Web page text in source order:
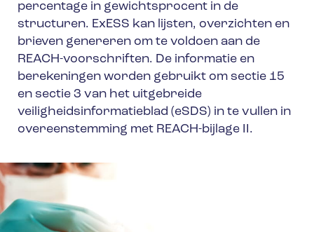
percentage in gewichtsprocent in de
structuren. ExESS kan lijsten, overzichten en
brieven genereren om te voldoen aan de
REACH-voorschriften. De informatie en
berekeningen worden gebruikt om sectie 15
en sectie 3 van het uitgebreide
veiligheidsinformatieblad (eSDS) in te vullen in
overeenstemming met REACH-bijlage II.